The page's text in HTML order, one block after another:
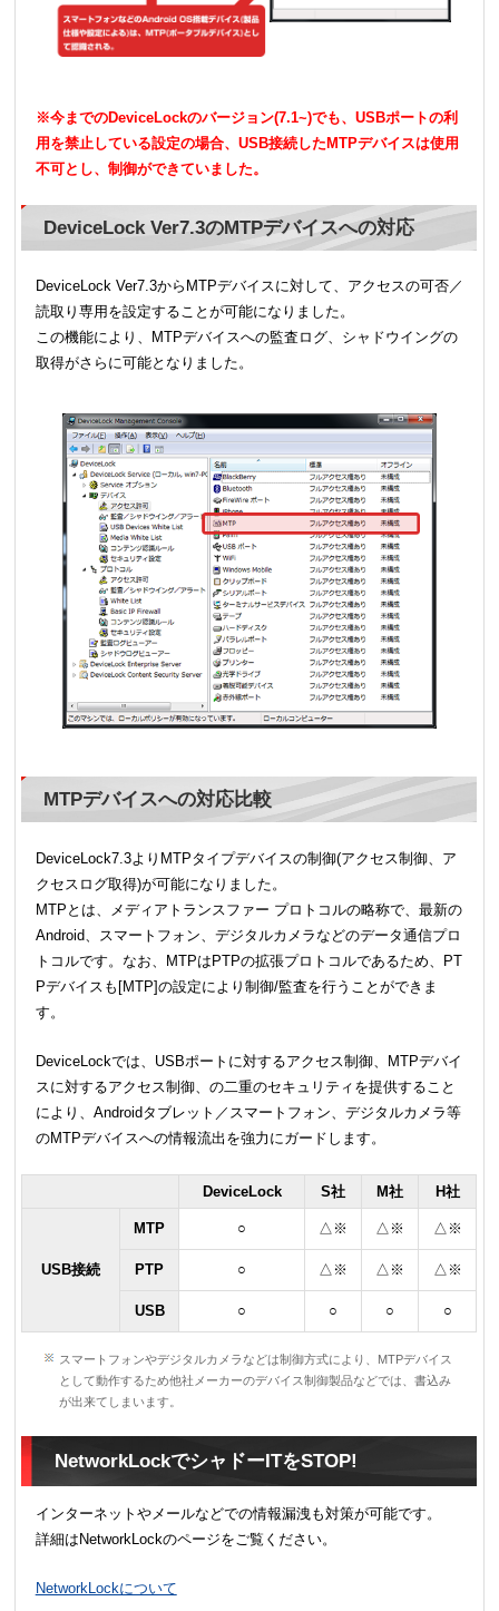
※今までのDeviceLockのバージョン(7.1~)でも、USBポートの利
用を禁止している設定の場合、USB接続したMTPデバイスは使用
不可とし、制御ができていました。
DeviceLock Ver7.3のMTPデバイスへの対応
DeviceLock Ver7.3からMTPデバイスに対して、アクセスの可否／
読取り専用を設定することが可能になりました。
この機能により、MTPデバイスへの監査ログ、シャドウイングの
取得がさらに可能となりました。
MTPデバイスへの対応比較
DeviceLock7.3よりMTPタイプデバイスの制御(アクセス制御、ア
クセスログ取得)が可能になりました。
MTPとは、メディアトランスファー プロトコルの略称で、最新の
Android、スマートフォン、デジタルカメラなどのデータ通信プロ
トコルです。なお、MTPはPTPの拡張プロトコルであるため、PT
Pデバイスも[MTP]の設定により制御/監査を行うことができま
す。
DeviceLockでは、USBポートに対するアクセス制御、MTPデバイ
スに対するアクセス制御、の二重のセキュリティを提供すること
により、Androidタブレット／スマートフォン、デジタルカメラ等
のMTPデバイスへの情報流出を強力にガードします。
DeviceLock S社 M社 H社
USB接続
MTP ○ △※ △※ △※
PTP ○ △※ △※ △※
USB ○ ○ ○ ○
スマートフォンやデジタルカメラなどは制御方式により、MTPデバイス
として動作するため他社メーカーのデバイス制御製品などでは、書込み
が出来てしまいます。
NetworkLockでシャドーITをSTOP!
インターネットやメールなどでの情報漏洩も対策が可能です。
詳細はNetworkLockのページをご覧ください。
NetworkLockについて